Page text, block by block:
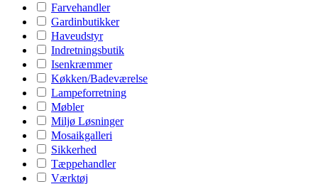
Farvehandler
Gardinbutikker
Haveudstyr
Indretningsbutik
Isenkræmmer
Køkken/Badeværelse
Lampeforretning
Møbler
Miljø Løsninger
Mosaikgalleri
Sikkerhed
Tæppehandler
Værktøj